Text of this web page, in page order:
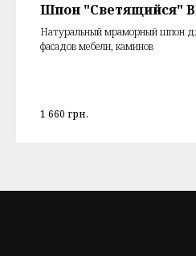
Шпон "Светящийся"
Натуральный мраморный шпон
фасадов мебели, каминов
1 660 грн.